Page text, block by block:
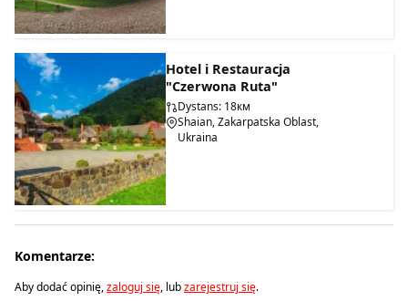
Hotel i Restauracja
"Czerwona Ruta"
Dystans: 18км
Shaian, Zakarpatska Oblast,
Ukraina
Komentarze:
Aby dodać opinię,zaloguj się, lubzarejestruj się.